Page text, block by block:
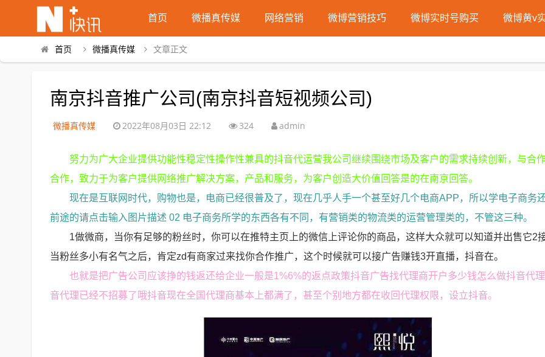
首页 微播真传媒 网络营销 微博营销技巧 微博实时号购买 微博黄v
首页 微播真传媒 文章正文
南京抖音推广公司(南京抖音短视频公司)
微播真传媒 2022年08月03日 22:12 324 admin
努力为广大企业提供功能性稳定性操作性兼具的抖音代运营我公司继续围绕市场及客户的需求持续创新，与合
合作，致力于为客户提供网络推广解决方案，产品和服务，为客户创造大价值回答是的在南京回答。
现在是互联网时代，购物也是，电商已经很普及了，现在几乎人手一个甚至好几个电商APP，所以学电子商务
前途的请点击输入图片描述 02 电子商务所学的东西各有不同，有营销类的物流类的运营管理类的，不管这三种。
1做微商，当你有足够的粉丝时，你可以在推特主页上的微信上评论你的商品，这样大众就可以知道并出售它2
当粉丝多小有名气之后，肯定zd有商家过来找你合作推广，这个时候就可以接广告赚钱3开直播，抖音在。
也就是把广告公司应该挣的钱返还给企业一般是1%6%的返点政策抖音广告找代理商开户多少钱怎么做抖音代
音代理已经不招募了哦抖音现在全国代理商基本上都满了，甚至个别地方都在收回代理权限，设立抖音。